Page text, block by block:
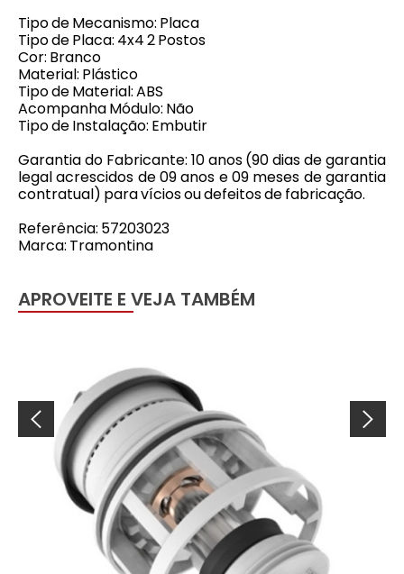
Tipo de Mecanismo: Placa
Tipo de Placa: 4x4 2 Postos
Cor: Branco
Material: Plástico
Tipo de Material: ABS
Acompanha Módulo: Não
Tipo de Instalação: Embutir
Garantia do Fabricante: 10 anos (90 dias de garantia
legal acrescidos de 09 anos e 09 meses de garantia
contratual) para vícios ou defeitos de fabricação.
Referência: 57203023
Marca: Tramontina
APROVEITE E VEJA TAMBÉM